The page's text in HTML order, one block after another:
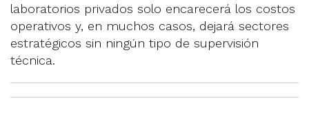
laboratorios privados solo encarecerá los costos
operativos y, en muchos casos, dejará sectores
estratégicos sin ningún tipo de supervisión
técnica.